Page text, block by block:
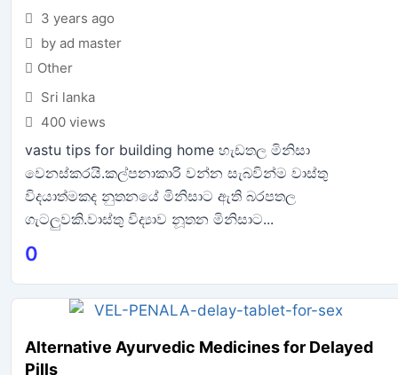
3 years ago
by ad master
Other
Sri lanka
400 views
vastu tips for building home හැඩතල මිනිසා
වෙනස්කරයි.කල්පනාකාරි වන්න සැබවින්ම වාස්තු
විදයාත්මකද නුතනයේ මිනිසාට ඇති බරපතල
ගැටලුවකි.වාස්තු විද්‍යාව නූතන මිනිසාට...
0
Alternative Ayurvedic Medicines for Delayed
Pills